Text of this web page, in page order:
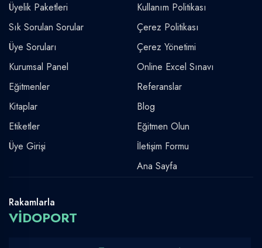
Üyelik Paketleri
Sık Sorulan Sorular
Üye Soruları
Kurumsal Panel
Eğitmenler
Kitaplar
Etiketler
Üye Girişi
Kullanım Politikası
Çerez Politikası
Çerez Yönetimi
Online Excel Sınavı
Referanslar
Blog
Eğitmen Olun
İletişim Formu
Ana Sayfa
Rakamlarla
VİDOPORT